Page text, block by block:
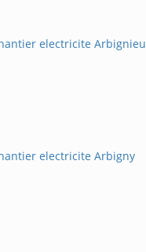
electricite Arbignieu
electricite Arbigny